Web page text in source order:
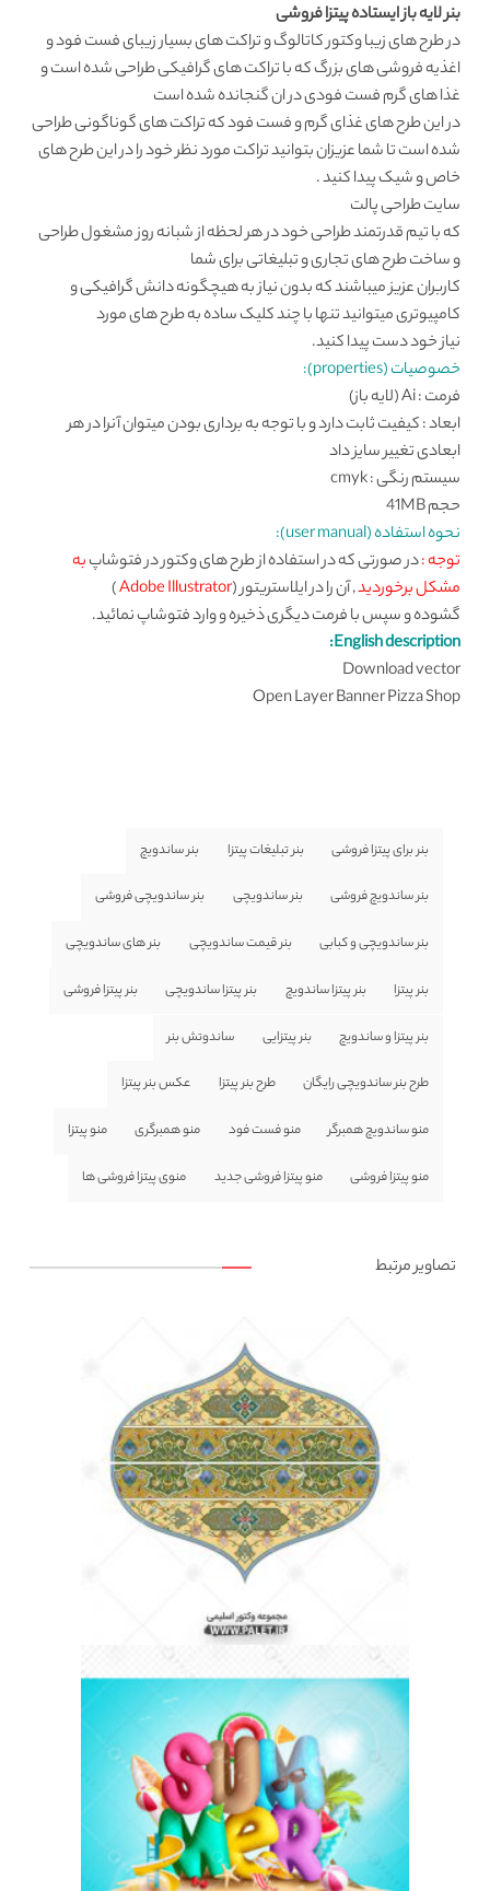
بنر لایه باز ایستاده پیتزا فروشی
در طرح های زیباوکتور کاتالوگو تراکت های بسیار زیبای فست فود و
اغذیه فروشی های بزرگ که با تراکت های گرافیکی طراحی شده است و
غذا های گرم فست فودی در ان گنجانده شده است
در این طرح های غذای گرم و فست فود که تراکت های گوناگونی طراحی
شده است تا شما عزیزان بتوانید تراکت مورد نظر خود را در این طرح های
خاص و شیک پیدا کنید .
سایت طراحیپالت
که با تیم قدرتمند طراحی خود در هر لحظه از شبانه روز مشغول طراحی
و ساخت طرح های تجاری و تبلیغاتی برای شما
کاربران عزیز میباشند که بدون نیاز به هیچگونه دانش گرافیکی و
کامپیوتری میتوانید تنها با چند کلیک ساده به طرح های مورد
نیاز خود دست پیدا کنید.
خصوصیات (properties):
فرمت : Ai (لایه باز)
ابعاد : کیفیت ثابت دارد و با توجه به برداری بودن میتوان آنرا در هر
ابعادی تغییر سایز داد
سیستم رنگی : cmyk
حجم 41MB
نحوه استفاده (user manual):
توجه :در صورتی که در استفاده از طرح های وکتور در فتوشاپبه
مشکل برخوردید, آن را در ایلاستریتور (Adobe Illustrator
)
گشوده و سپس با فرمت دیگری ذخیره و وارد فتوشاپ نمائید.
English description:
Download vector
Open Layer Banner Pizza Shop
بنر برای پیتزا فروشی بنر تبلیغات پیتزا بنر ساندویچ
بنر ساندویچ فروشی بنر ساندویچی بنر ساندویچی فروشی
بنر ساندویچی و کبابی بنر قیمت ساندویچی بنر های ساندویچی
بنر پیتزا بنر پیتزا ساندویچ بنر پیتزا ساندویچی بنر پیتزا فروشی
بنر پیتزا و ساندویچ بنر پیتزایی ساندوتش بنر
طرح بنر ساندویچی رایگان طرح بنر پیتزا عکس بنر پیتزا
منو ساندویچ همبرگر منو فست فود منو همبرگری منو پیتزا
منو پیتزا فروشی منو پیتزا فروشی جدید منوی پیتزا فروشی ها
تصاویر مرتبط